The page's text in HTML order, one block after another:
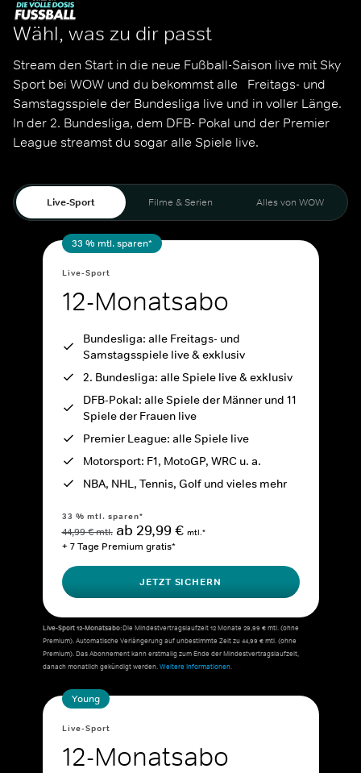
Wähl, was zu dir passt
Stream den Start in die neue Fußball-Saison live mit Sky
Sport bei WOW und du bekommst alle   Freitags- und
Samstagsspiele der Bundesliga live und in voller Länge.
In der 2. Bundesliga, dem DFB- Pokal und der Premier
League streamst du sogar alle Spiele live.
Live-Sport Filme & Serien Alles von WOW
33 % mtl. sparen*
Live-Sport
12-Monatsabo
Bundesliga: alle Freitags- und
Samstagsspiele live & exklusiv
2. Bundesliga: alle Spiele live & exklusiv
DFB-Pokal: alle Spiele der Männer und 11
Spiele der Frauen live
Premier League: alle Spiele live
Motorsport: F1, MotoGP, WRC u. a.
NBA, NHL, Tennis, Golf und vieles mehr
33 % mtl. sparen*
44,99 € mtl. ab 29,99 € mtl.*
+ 7 Tage Premium gratis*
JETZT SICHERN
Live-Sport 12-Monatsabo:Die Mindestvertragslaufzeit 12 Monate 29,99 € mtl. (ohne
Premium). Automatische Verlängerung auf unbestimmte Zeit zu 44,99 € mtl. (ohne
Premium). Das Abonnement kann erstmalig zum Ende der Mindestvertragslaufzeit,
danach monatlich gekündigt werden.Weitere Informationen.
Young
Live-Sport
12-Monatsabo